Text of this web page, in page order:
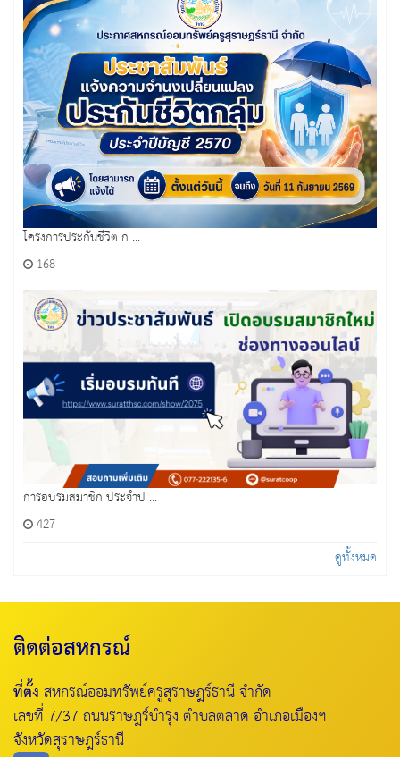
โครงการประกันชีวิต ก ...
168
การอบรมสมาชิก ประจำป ...
427
ดูทั้งหมด
ติดต่อสหกรณ์
ที่ตั้งสหกรณ์ออมทรัพย์ครูสุราษฎร์ธานี จำกัด
เลขที่ 7/37 ถนนราษฎร์บำรุง ตำบลตลาด อำเภอเมืองฯ
จังหวัดสุราษฎร์ธานี